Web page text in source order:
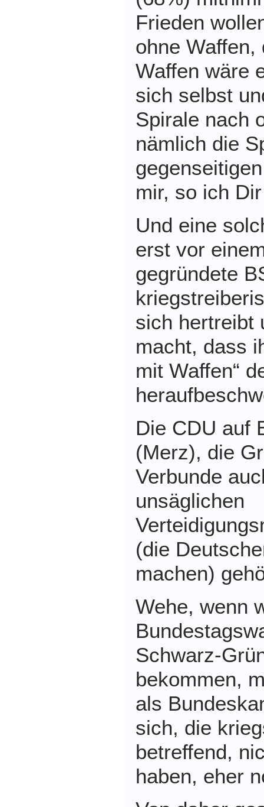
Frieden
ohne Waffen,
Waffen wäre
sich selbst
Spirale nach
nämlich die
mir, so ich
Und eine
erst vor
gegründete
sich hertreibt
macht, dass
mit Waffen“
Die CDU auf
(Merz), die
Verbunde
unsäglichen
(die
machen)
Wehe, wenn
Schwarz-
bekommen,
als
sich, die
betreffend,
haben, eher